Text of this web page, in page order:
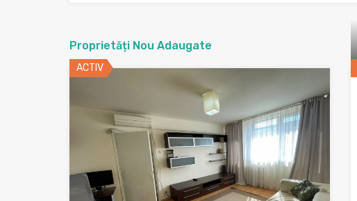
Proprietăți Nou Adaugate
ACTIV